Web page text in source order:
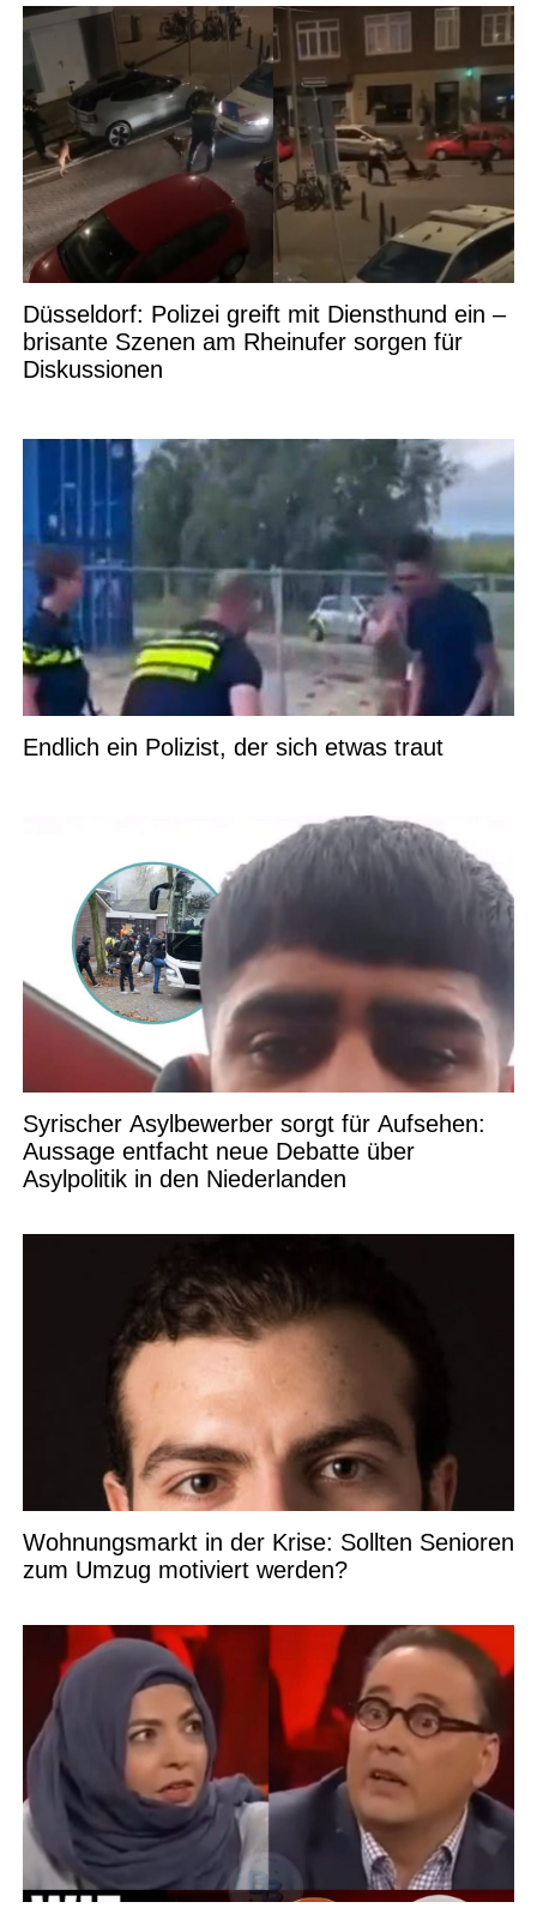
Düsseldorf: Polizei greift mit Diensthund ein –
brisante Szenen am Rheinufer sorgen für
Diskussionen
Endlich ein Polizist, der sich etwas traut
Syrischer Asylbewerber sorgt für Aufsehen:
Aussage entfacht neue Debatte über
Asylpolitik in den Niederlanden
Wohnungsmarkt in der Krise: Sollten Senioren
zum Umzug motiviert werden?